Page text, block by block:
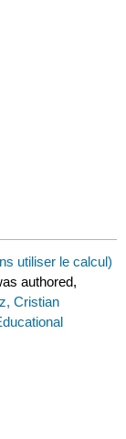
utiliser le calcul)
authored,
Cristian